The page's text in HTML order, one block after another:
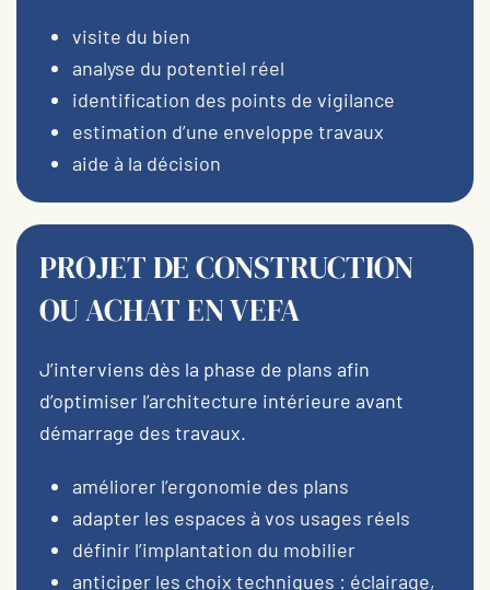
visite du bien
analyse du potentiel réel
identification des points de vigilance
estimation d’une enveloppe travaux
aide à la décision
PROJET DE CONSTRUCTION
OU ACHAT EN VEFA
J’interviens dès la phase de plans afin
d’optimiser l’architecture intérieure avant
démarrage des travaux.
améliorer l’ergonomie des plans
adapter les espaces à vos usages réels
définir l’implantation du mobilier
anticiper les choix techniques : éclairage,